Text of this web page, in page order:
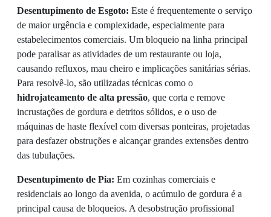
Desentupimento de Esgoto: Este é frequentemente o serviço
de maior urgência e complexidade, especialmente para
estabelecimentos comerciais. Um bloqueio na linha principal
pode paralisar as atividades de um restaurante ou loja,
causando refluxos, mau cheiro e implicações sanitárias sérias.
Para resolvê-lo, são utilizadas técnicas como o
hidrojateamento de alta pressão, que corta e remove
incrustações de gordura e detritos sólidos, e o uso de
máquinas de haste flexível com diversas ponteiras, projetadas
para desfazer obstruções e alcançar grandes extensões dentro
das tubulações.
Desentupimento de Pia: Em cozinhas comerciais e
residenciais ao longo da avenida, o acúmulo de gordura é a
principal causa de bloqueios. A desobstrução profissional